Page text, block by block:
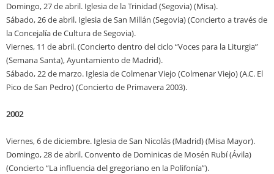
Domingo, 27 de abril. Iglesia de la Trinidad (Segovia) (Misa).
Sábado, 26 de abril. Iglesia de San Millán (Segovia) (Concierto a través de
la Concejalía de Cultura de Segovia).
Viernes, 11 de abril. (Concierto dentro del ciclo “Voces para la Liturgia”
(Semana Santa), Ayuntamiento de Madrid).
Sábado, 22 de marzo. Iglesia de Colmenar Viejo (Colmenar Viejo) (A.C. El
Pico de San Pedro) (Concierto de Primavera 2003).
2002
Viernes, 6 de diciembre. Iglesia de San Nicolás (Madrid) (Misa Mayor).
Domingo, 28 de abril. Convento de Dominicas de Mosén Rubí (Ávila)
(Concierto “La influencia del gregoriano en la Polifonía”).